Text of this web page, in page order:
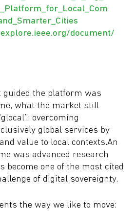
document/
guided the platform was
what the market still
overcoming
global services by
value to local contexts.An
was advanced research
become one of the most cited
of digital sovereignty.
the way we like to move: